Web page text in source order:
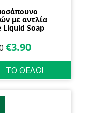
με αντλία
Liquid Soap
€3.90
ΤΟ ΘΕΛΩ!